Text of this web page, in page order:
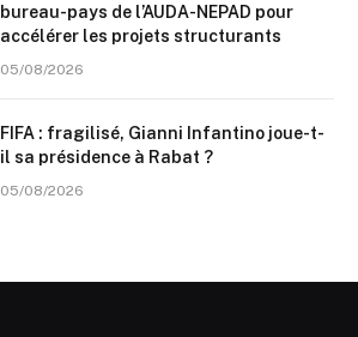
bureau-pays de l’AUDA-NEPAD pour
accélérer les projets structurants
05/08/2026
FIFA : fragilisé, Gianni Infantino joue-t-
il sa présidence à Rabat ?
05/08/2026